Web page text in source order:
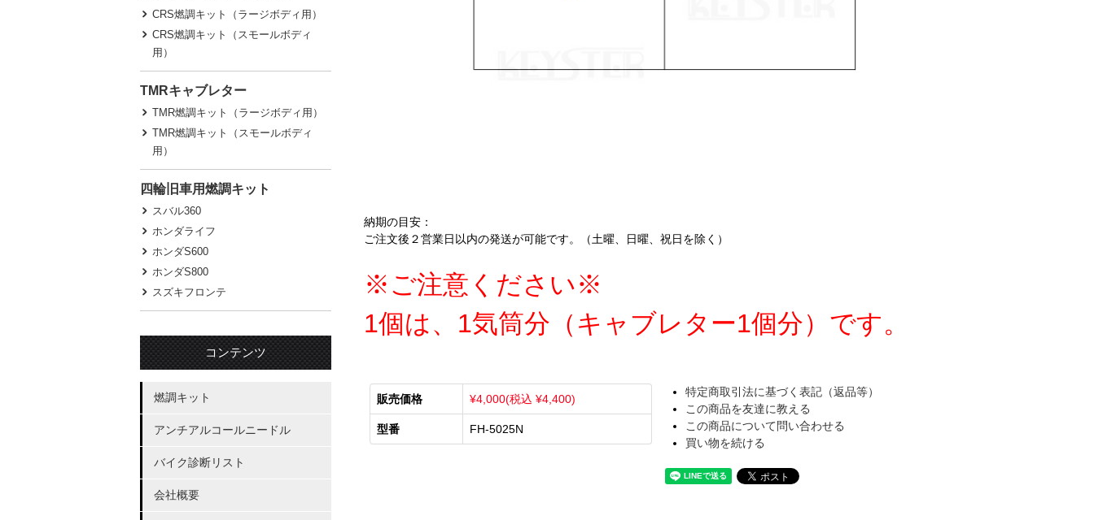
納期の目安：
ご注文後２営業日以内の発送が可能です。（土曜、日曜、祝日を除く）
※ご注意ください※
1個は、1気筒分（キャブレター1個分）です。
販売価格 ¥4,000(税込 ¥4,400)
型番 FH-5025N
特定商取引法に基づく表記（返品等）
この商品を友達に教える
この商品について問い合わせる
買い物を続ける
CRS燃調キット（ラージボディ用）
CRS燃調キット（スモールボディ
用）
TMRキャブレター
TMR燃調キット（ラージボディ用）
TMR燃調キット（スモールボディ
用）
四輪旧車用燃調キット
スバル360
ホンダライフ
ホンダS600
ホンダS800
スズキフロンテ
コンテンツ
燃調キット
アンチアルコールニードル
バイク診断リスト
会社概要